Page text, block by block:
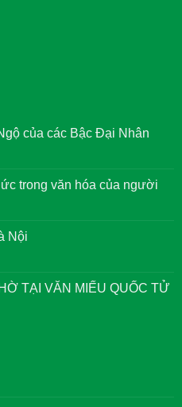
của các Bậc Đại Nhân
trong văn hóa của người
Nội
TẠI VĂN MIẾU QUỐC TỬ